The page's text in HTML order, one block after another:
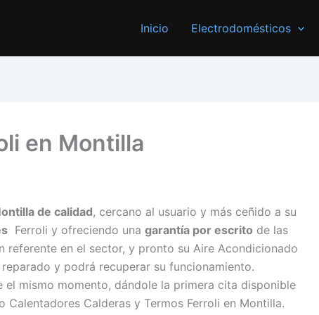
Inicio Electrodomésticos
en Montilla
de calidad, cercano al usuario y más ceñido a su
Ferroli y ofreciendo una garantía por escrito de las
referente en el sector, y pronto su Aire Acondicionado
y podrá recuperar su funcionamiento.
el mismo momento, dándole la primera cita disponible
Calderas y Termos Ferroli en Montilla.